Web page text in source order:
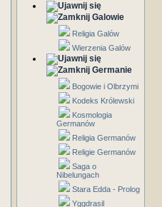
Galowie
Religia Galów
Wierzenia Galów
Germanie
Bogowie i Olbrzymi
Kodeks Królewski
Kosmologia
Germanów
Religia Germanów
Religie Germanów
Saga o
Nibelungach
Stara Edda - Prolog
Yggdrasil